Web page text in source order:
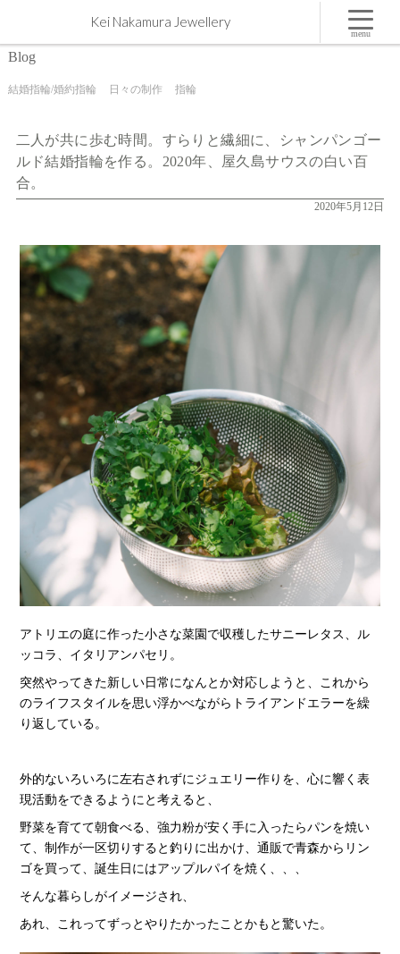
二人が共に歩む時間。すらりと繊細に、シャンパンゴールド結婚指輪を作る。2020年、屋久島サ
ウスの白い百合。 | 屋久島,ジュエリー,オーダーメイドのマリッジリング（結婚・婚約指輪）制作
Kei Nakamura Jewellery
Blog
結婚指輪/婚約指輪 日々の制作 指輪
二人が共に歩む時間。すらりと繊細に、シャンパンゴー
ルド結婚指輪を作る。2020年、屋久島サウスの白い百
合。
2020年5月12日
アトリエの庭に作った小さな菜園で収穫したサニーレタス、ル
ッコラ、イタリアンパセリ。
突然やってきた新しい日常になんとか対応しようと、これから
のライフスタイルを思い浮かべながらトライアンドエラーを繰
り返している。
外的ないろいろに左右されずにジュエリー作りを、心に響く表
現活動をできるようにと考えると、
野菜を育てて朝食べる、強力粉が安く手に入ったらパンを焼い
て、制作が一区切りすると釣りに出かけ、通販で青森からリン
ゴを買って、誕生日にはアップルパイを焼く、、、
そんな暮らしがイメージされ、
あれ、これってずっとやりたかったことかもと驚いた。
menu